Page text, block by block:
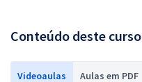
Conteúdo deste curso
Videoaulas Aulas em PDF